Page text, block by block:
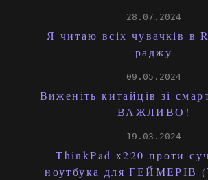
28.07.2024
Я читаю всіх чувачків в
раджу
09.05.2024
Виженіть китайців зі
ВАЖЛИВО!
19.03.2024
ThinkPad x220 проти
ноутбука для ГЕЙМЕРІВ